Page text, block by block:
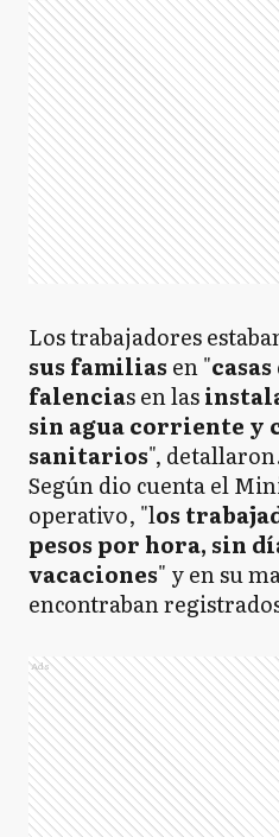
Los trabajadores
sus familias en "
falencias en las
sin agua corriente y
sanitarios",
Según dio cuenta el
operativo, "los
pesos por hora, sin
vacaciones" y en su
encontraban
Ads